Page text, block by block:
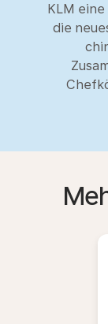
KLM
die